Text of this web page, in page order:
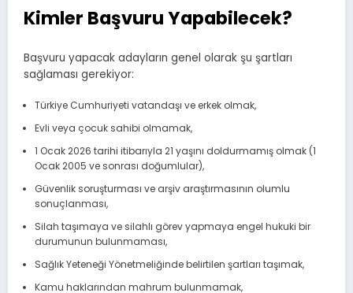
Kimler Başvuru Yapabilecek?
Başvuru yapacak adayların genel olarak şu şartları
sağlaması gerekiyor:
Türkiye Cumhuriyeti vatandaşı ve erkek olmak,
Evli veya çocuk sahibi olmamak,
1 Ocak 2026 tarihi itibarıyla 21 yaşını doldurmamış olmak (1
Ocak 2005 ve sonrası doğumlular),
Güvenlik soruşturması ve arşiv araştırmasının olumlu
sonuçlanması,
Silah taşımaya ve silahlı görev yapmaya engel hukuki bir
durumunun bulunmaması,
Sağlık Yeteneği Yönetmeliğinde belirtilen şartları taşımak,
Kamu haklarından mahrum bulunmamak,